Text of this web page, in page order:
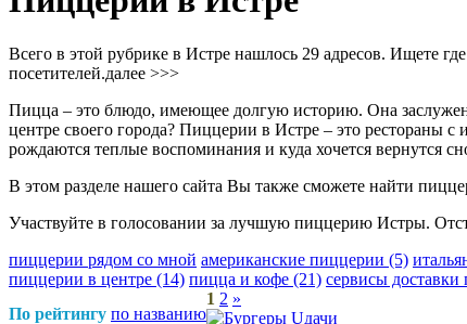
Всего в этой рубрике в Истре нашлось 29 адресов. Ищете
посетителей.далее >>>
Пицца – это блюдо, имеющее долгую историю. Она
центре своего города? Пиццерии в Истре – это рестораны
рождаются теплые воспоминания и куда хочется вернутся
В этом разделе нашего сайта Вы также сможете найти
Участвуйте в голосовании за лучшую пиццерию Истры.
пиццерии рядом со мной американские пиццерии (5)
пиццерии в центре (14) пицца и кофе (21) сервисы
По рейтингу по названию
1 2 »